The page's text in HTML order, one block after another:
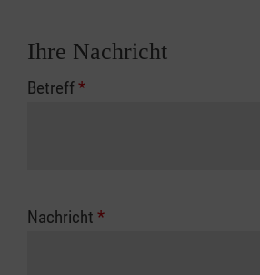
Ihre Nachricht
Betreff*
Nachricht *